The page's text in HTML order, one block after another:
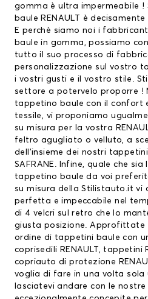
gomma è ultra impermeabile !
baule RENAULT
è
E perchè siamo noi i
baule in gomma, possiamo
tutto il suo processo di
personalizzazione sul vostro
i vostri gusti e il vostro stile.
settore a potervelo proporre !
tappetino baule con il confort
tessile, vi proponiamo
su misura per la vostra
feltro agugliato o velluto, a
dell’insieme dei nostri tappetini
SAFRANE. Infine, quale che
tappetino baule da voi
su misura della Stilistauto.it vi
perfetta e impeccabile nel
di 4 velcri sul retro che lo
giusta posizione. Approfittate
ordine di tappetini baule con
coprisedili RENAULT , tappetini
copriauto di protezione
voglia di fare in una volta sola
lasciatevi andare con le